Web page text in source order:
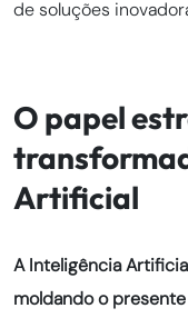
de soluções
O papel
Artificial
A Inteligência
moldando o